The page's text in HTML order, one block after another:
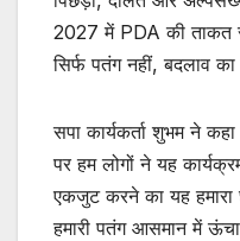
2027 में PDA की ताकत
सिर्फ पतंग नहीं, बदलाव
सपा कार्यकर्ता शुभम ने
पर हम लोगों ने यह
एकजुट करने का यह हमारा
हमारी पतंग आसमान में